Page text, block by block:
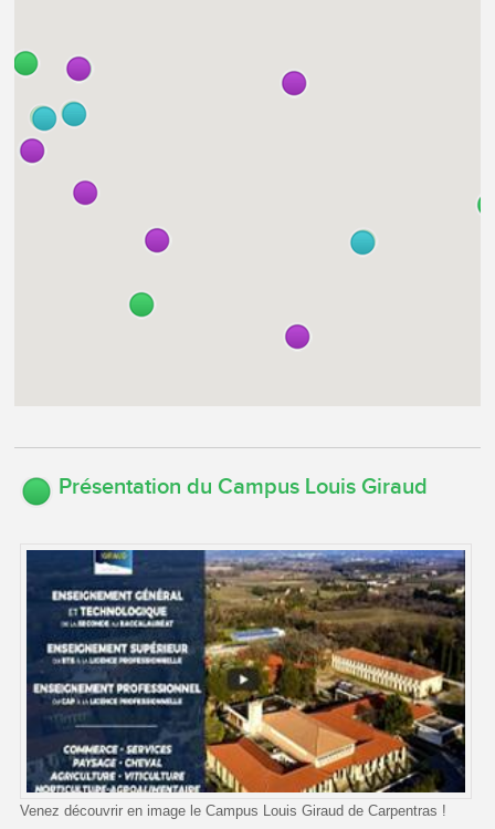
Présentation du Campus Louis Giraud
Venez découvrir en image le Campus Louis Giraud de Carpentras !